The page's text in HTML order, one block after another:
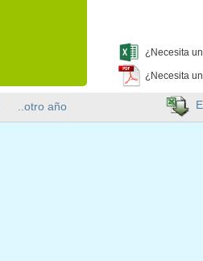
¿Necesita
¿Necesita
..otro año